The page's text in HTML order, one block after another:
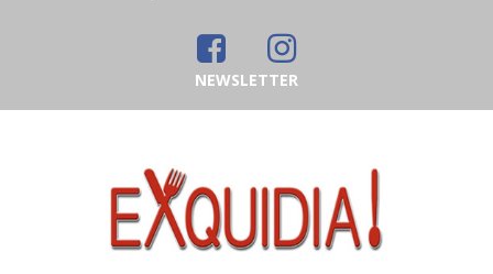
NEWSLETTER